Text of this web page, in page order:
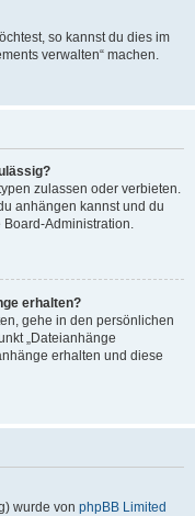
so kannst du dies im
verwalten“ machen.
zulassen oder verbieten.
anhängen kannst und du
Board-Administration.
erhalten?
gehe in den persönlichen
„Dateianhänge
erhalten und diese
wurde von phpBB Limited